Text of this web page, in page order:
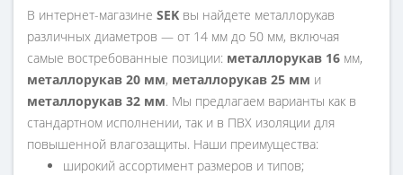
В интернет-магазине SEK вы найдете металлорукав
различных диаметров — от 14 мм до 50 мм, включая
самые востребованные позиции: металлорукав 16 мм,
металлорукав 20 мм, металлорукав 25 мм и
металлорукав 32 мм. Мы предлагаем варианты как в
стандартном исполнении, так и в ПВХ изоляции для
повышенной влагозащиты. Наши преимущества:
широкий ассортимент размеров и типов;